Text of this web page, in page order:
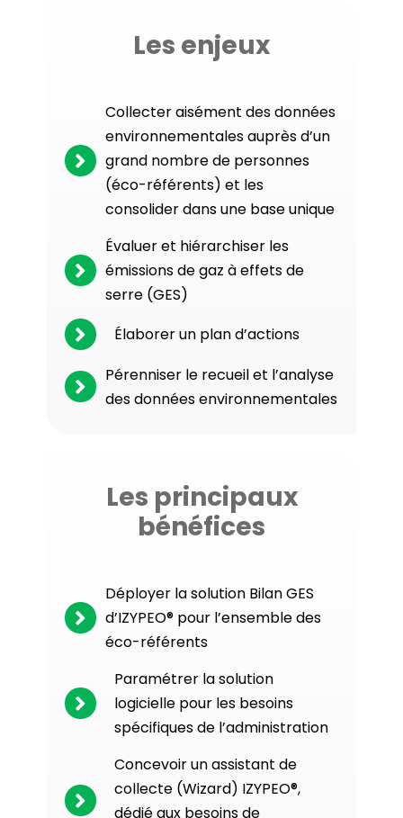
Les enjeux
Collecter aisément des données
environnementales auprès d’un
grand nombre de personnes
(éco-référents) et les
consolider dans une base unique
Évaluer et hiérarchiser les
émissions de gaz à effets de
serre (GES)
Élaborer un plan d’actions
Pérenniser le recueil et l’analyse
des données environnementales
Les principaux
bénéfices
Déployer la solution Bilan GES
d’IZYPEO® pour l’ensemble des
éco-référents
Paramétrer la solution
logicielle pour les besoins
spécifiques de l’administration
Concevoir un assistant de
collecte (Wizard) IZYPEO®,
dédié aux besoins de